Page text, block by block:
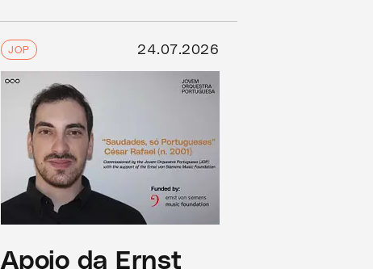
JOP 24.07.2026
Apoio da Ernst